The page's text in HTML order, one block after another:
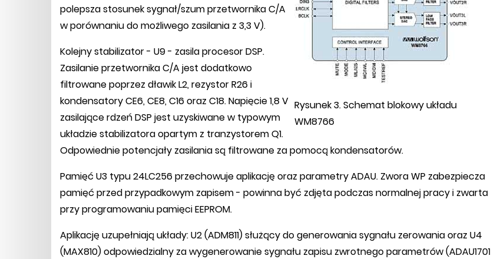
Rysunek 3. Schemat blokowy układu
WM8766
polepsza stosunek sygnał/szum przetwornika C/A
w porównaniu do możliwego zasilania z 3,3 V).
Kolejny stabilizator - U9 - zasila procesor DSP.
Zasilanie przetwornika C/A jest dodatkowo
filtrowane poprzez dławik L2, rezystor R26 i
kondensatory CE6, CE8, C16 oraz C18. Napięcie 1,8 V
zasilające rdzeń DSP jest uzyskiwane w typowym
układzie stabilizatora opartym z tranzystorem Q1.
Odpowiednie potencjały zasilania są filtrowane za pomocą kondensatorów.
Pamięć U3 typu 24LC256 przechowuje aplikację oraz parametry ADAU. Zwora WP zabezpiecza
pamięć przed przypadkowym zapisem - powinna być zdjęta podczas normalnej pracy i zwarta
przy programowaniu pamięci EEPROM.
Aplikację uzupełniają układy: U2 (ADM811) służący do generowania sygnału zerowania oraz U4
(MAX810) odpowiedzialny za wygenerowanie sygnału zapisu zwrotnego parametrów (ADAU1701